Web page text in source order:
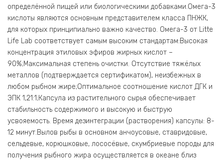
определённой пищей или биологическими добавками.Омега-3
кислоты являются основным представителем класса ПНЖК,
для которых принципиально важно качество. Омега-3 от Litte
Life Lab соответствует самым высоким стандартам:Высокая
концентрация этиловых эфиров жирных кислот –
90%;Максимальная степень очистки. Отсутствие тяжёлых
металлов (подтверждается сертификатом), неизбежных в
любом рыбном жире;Оптимальное соотношение кислот ДГК и
ЭПК 1,21:1;Капсула из растительного сырья обеспечивает
стабильность содержимого и высокую и быструю
усвояемость. Время дезинтеграции (растворения) капсулы: 8-
12 минут.Вылов рыбы в основном анчоусовые, ставридовые,
сельдевые, корюшковые, лососёвые, скумбриевые породы для
получения рыбного жира осуществляется в океане близ